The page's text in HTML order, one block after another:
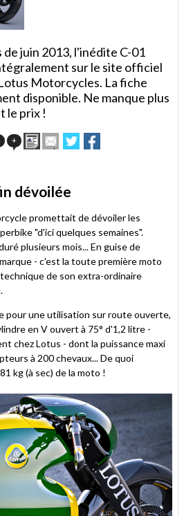
de juin 2013, l'inédite C-01
sur le site officiel
Motorcycles. La fiche
disponible. Ne manque plus
le prix !
+ ImprimerEnvoyer
cet
un
ami
Partager
sur
sur
dévoilée
promettait de dévoiler les
"d'ici quelques semaines".
plusieurs mois... En guise de
- c'est la toute première moto
de son extra-ordinaire
pour une utilisation sur route ouverte,
en V ouvert à 75° d'1,2 litre -
chez Lotus - dont la puissance maxi
à 200 chevaux... De quoi
kg (à sec) de la moto !